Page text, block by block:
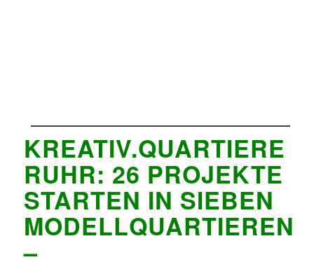
KREATIV.QUARTIERE
RUHR: 26 PROJEKTE
STARTEN IN SIEBEN
MODELLQUARTIEREN
–